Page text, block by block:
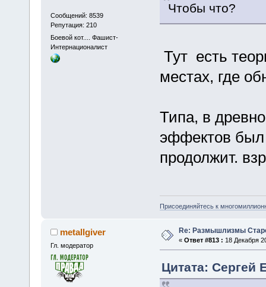
Сообщений: 8539
Репутация: 210
Боевой кот.... Фашист-
Интернационалист
Чтобы что?
Тут есть
местах, где
Типа, в
эффектов был
продолжит.
Присоединяйтесь к
metallgiver
Гл. модератор
Re: Размышлизмы
« Ответ #813 : 18 Декабря
Цитата: Сергей